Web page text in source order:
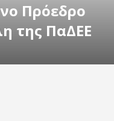
Πρόεδρο
της ΠαΔΕΕ